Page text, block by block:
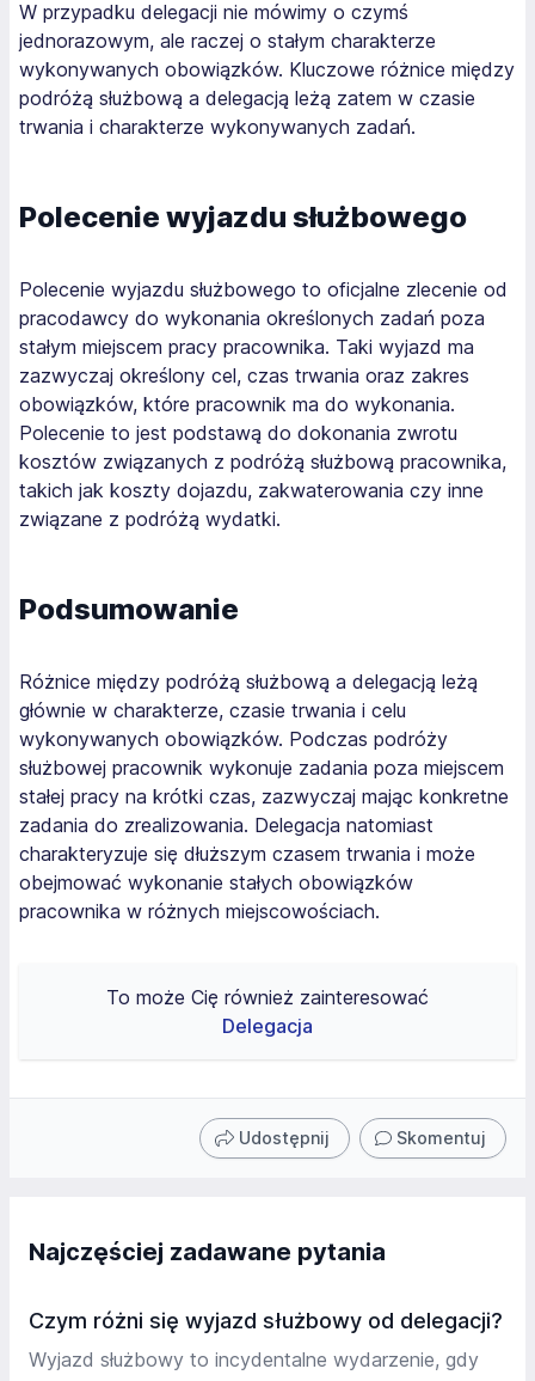
W przypadku delegacji nie mówimy o czymś
jednorazowym, ale raczej o stałym charakterze
wykonywanych obowiązków. Kluczowe różnice między
podróżą służbową a delegacją leżą zatem w czasie
trwania i charakterze wykonywanych zadań.
Polecenie wyjazdu służbowego
Polecenie wyjazdu służbowego to oficjalne zlecenie od
pracodawcy do wykonania określonych zadań poza
stałym miejscem pracy pracownika. Taki wyjazd ma
zazwyczaj określony cel, czas trwania oraz zakres
obowiązków, które pracownik ma do wykonania.
Polecenie to jest podstawą do dokonania zwrotu
kosztów związanych z podróżą służbową pracownika,
takich jak koszty dojazdu, zakwaterowania czy inne
związane z podróżą wydatki.
Podsumowanie
Różnice między podróżą służbową a delegacją leżą
głównie w charakterze, czasie trwania i celu
wykonywanych obowiązków. Podczas podróży
służbowej pracownik wykonuje zadania poza miejscem
stałej pracy na krótki czas, zazwyczaj mając konkretne
zadania do zrealizowania. Delegacja natomiast
charakteryzuje się dłuższym czasem trwania i może
obejmować wykonanie stałych obowiązków
pracownika w różnych miejscowościach.
To może Cię również zainteresować
Delegacja
Udostępnij Skomentuj
Najczęściej zadawane pytania
Czym różni się wyjazd służbowy od delegacji?
Wyjazd służbowy to incydentalne wydarzenie, gdy